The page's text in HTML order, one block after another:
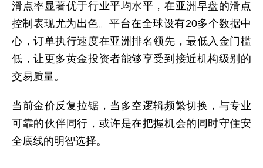
滑点率显著优于行业平均水平，在亚洲早盘的滑点
控制表现尤为出色。平台在全球设有20多个数据中
心，订单执行速度在亚洲排名领先，最低入金门槛
低，让更多黄金投资者能够享受到接近机构级别的
交易质量。
当前金价反复拉锯，当多空逻辑频繁切换，与专业
可靠的伙伴同行，或许是在把握机会的同时守住安
全底线的明智选择。